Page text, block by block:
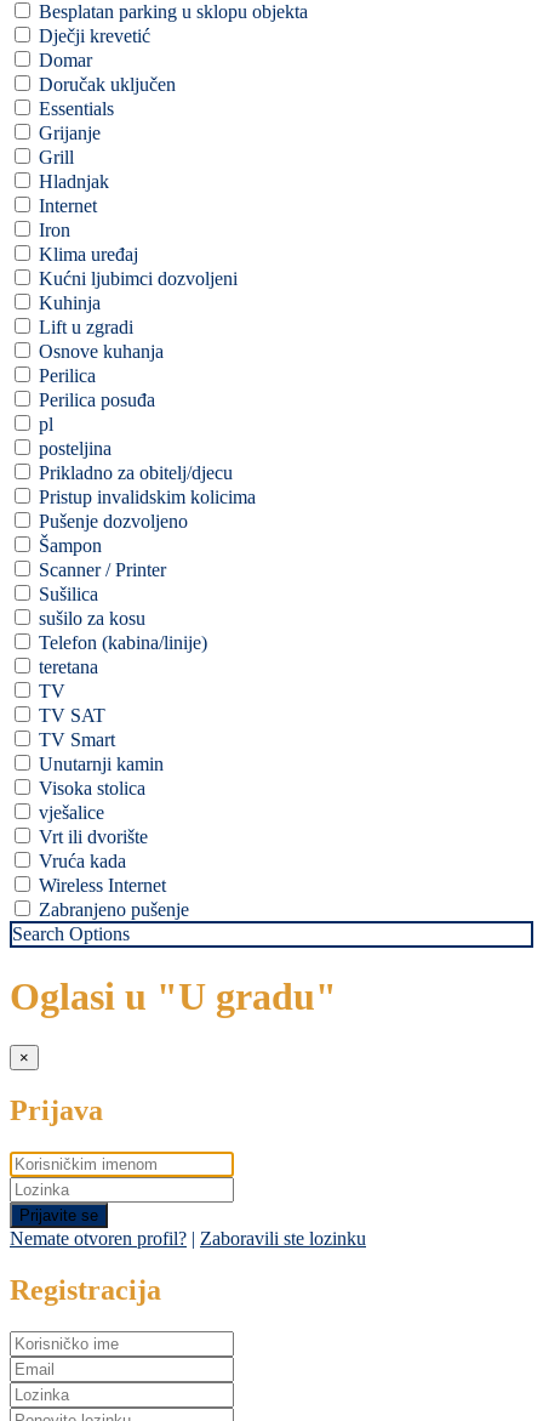
Besplatan parking u sklopu objekta
Dječji krevetić
Domar
Doručak uključen
Essentials
Grijanje
Grill
Hladnjak
Internet
Iron
Klima uređaj
Kućni ljubimci dozvoljeni
Kuhinja
Lift u zgradi
Osnove kuhanja
Perilica
Perilica posuđa
pl
posteljina
Prikladno za obitelj/djecu
Pristup invalidskim kolicima
Pušenje dozvoljeno
Šampon
Scanner / Printer
Sušilica
sušilo za kosu
Telefon (kabina/linije)
teretana
TV
TV SAT
TV Smart
Unutarnji kamin
Visoka stolica
vješalice
Vrt ili dvorište
Vruća kada
Wireless Internet
Zabranjeno pušenje
Search Options
Oglasi u "U gradu"
×
Prijava
Prijavite se
Nemate otvoren profil? | Zaboravili ste lozinku
Registracija